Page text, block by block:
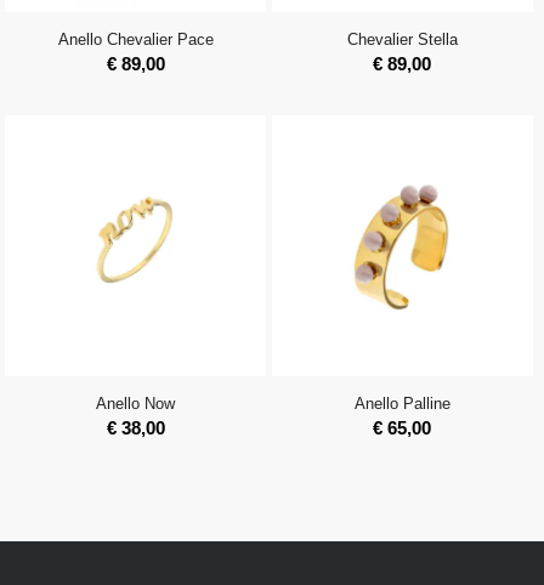
Anello Chevalier Pace
€89,00
Chevalier Stella
€ 89,00
Anello Now
€38,00
Anello Palline
€ 65,00